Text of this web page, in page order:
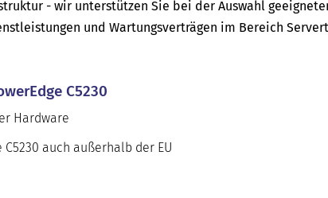
- wir unterstützen Sie bei der Auswahl
und Wartungsverträgen im Bereich
C5230
Hardware
auch außerhalb der EU